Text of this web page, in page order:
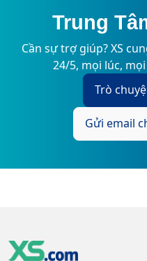
Trung
Cần sự trợ giúp? XS
24/5, mọi lúc,
Trò
Gửi email